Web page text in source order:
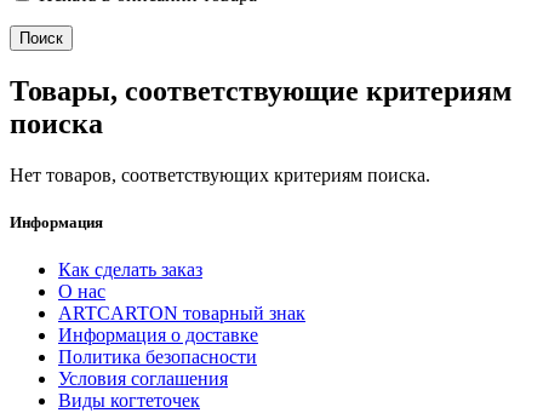
Товары, соответствующие критериям
поиска
Нет товаров, соответствующих критериям поиска.
Информация
Как сделать заказ
О нас
ARTCARTON товарный знак
Информация о доставке
Политика безопасности
Условия соглашения
Виды когтеточек